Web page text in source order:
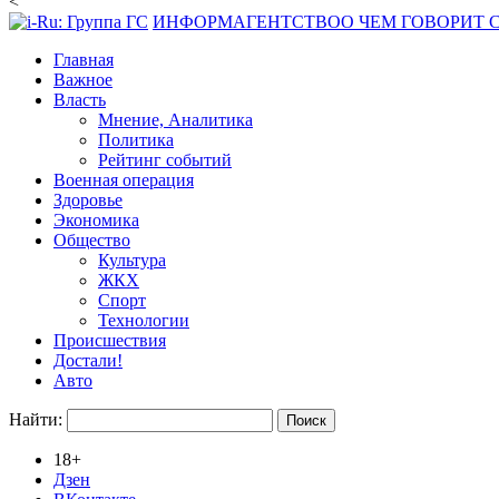
ИНФОРМАГЕНТСТВОО ЧЕМ ГОВОРИТ
Главная
Важное
Власть
Мнение, Аналитика
Политика
Рейтинг событий
Военная операция
Здоровье
Экономика
Общество
Культура
ЖКХ
Спорт
Технологии
Происшествия
Достали!
Авто
Найти:
18+
Дзен